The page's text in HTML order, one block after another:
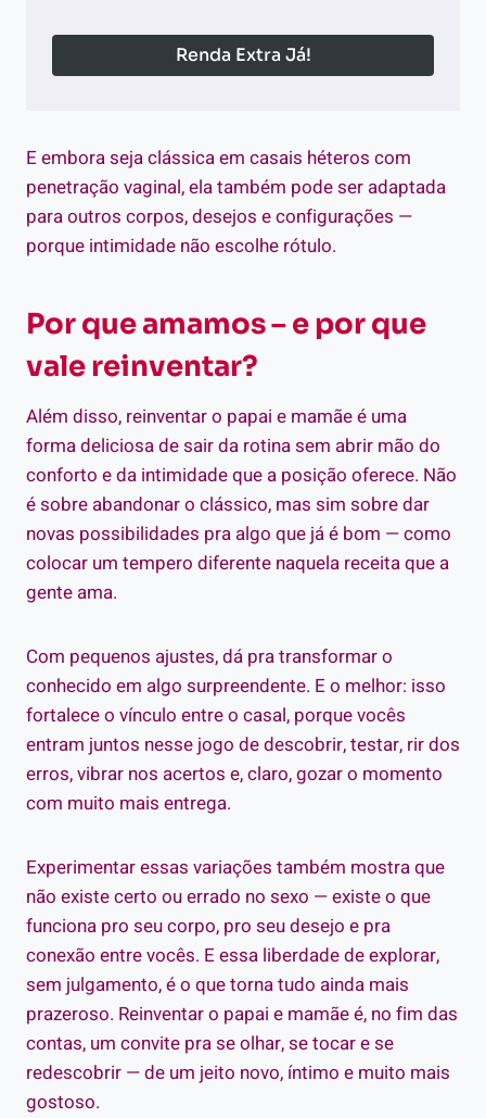
Renda Extra Já!
E embora seja clássica em casais héteros com
penetração vaginal, ela também pode ser adaptada
para outros corpos, desejos e configurações —
porque intimidade não escolhe rótulo.
Por que amamos – e por que
vale reinventar?
Além disso, reinventar o papai e mamãe é uma
forma deliciosa de sair da rotina sem abrir mão do
conforto e da intimidade que a posição oferece. Não
é sobre abandonar o clássico, mas sim sobre dar
novas possibilidades pra algo que já é bom — como
colocar um tempero diferente naquela receita que a
gente ama.
Com pequenos ajustes, dá pra transformar o
conhecido em algo surpreendente. E o melhor: isso
fortalece o vínculo entre o casal, porque vocês
entram juntos nesse jogo de descobrir, testar, rir dos
erros, vibrar nos acertos e, claro, gozar o momento
com muito mais entrega.
Experimentar essas variações também mostra que
não existe certo ou errado no sexo — existe o que
funciona pro seu corpo, pro seu desejo e pra
conexão entre vocês. E essa liberdade de explorar,
sem julgamento, é o que torna tudo ainda mais
prazeroso. Reinventar o papai e mamãe é, no fim das
contas, um convite pra se olhar, se tocar e se
redescobrir — de um jeito novo, íntimo e muito mais
gostoso.